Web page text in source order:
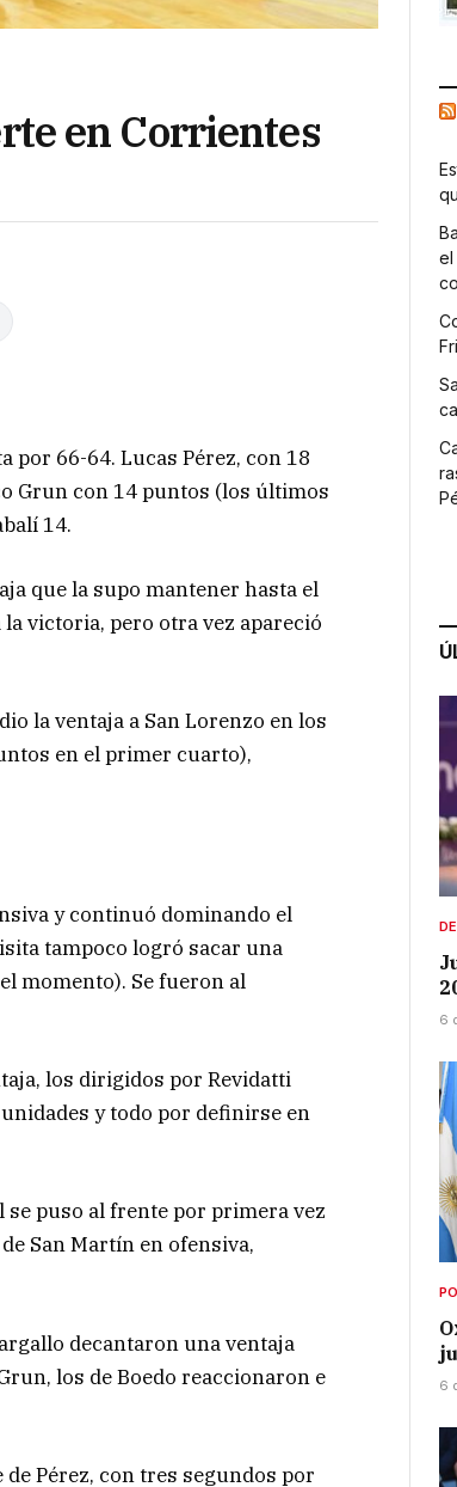
en Corrientes
por 66-64. Lucas Pérez, con 18
Grun con 14 puntos (los últimos
14.
que la supo mantener hasta el
victoria, pero otra vez apareció
la ventaja a San Lorenzo en los
en el primer cuarto),
y continuó dominando el
tampoco logró sacar una
momento). Se fueron al
los dirigidos por Revidatti
y todo por definirse en
puso al frente por primera vez
San Martín en ofensiva,
decantaron una ventaja
los de Boedo reaccionaron e
Pérez, con tres segundos por
el
6
6